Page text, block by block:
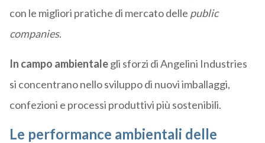
con le migliori pratiche di mercato delle public
companies.
In campo ambientalegli sforzi di Angelini Industries
si concentrano nello sviluppo di nuovi imballaggi,
confezioni e processi produttivi più sostenibili.
Le performance ambientali delle